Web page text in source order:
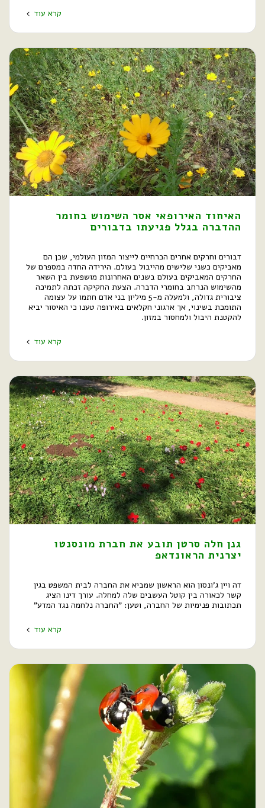
קרא עוד
האיחוד האירופאי אסר השימוש בחומר
ההדברה בגלל פגיעתו בדבורים
דבורים וחרקים אחרים הכרחיים לייצור המזון העולמי, שכן הם
מאביקים כשני שלישים מהייבול בעולם. הירידה החדה במספרם של
החרקים המאביקים בעולם בשנים האחרונות מושפעת בין השאר
מהשימוש הנרחב בחומרי הדברה. הצעת החקיקה זכתה לתמיכה
ציבורית גדולה, ולמעלה מ-5 מיליון בני אדם חתמו על עצומה
התומכת בשינוי, אך ארגוני חקלאים באירופה טענו כי האיסור יביא
להקטנת היבול ולמחסור במזון.
קרא עוד
גנן חלה סרטן תובע את חברת מונסנטו
יצרנית הראונדאפ
דה ויין ג'ונסון הוא הראשון שמביא את החברה לבית המשפט בגין
קשר לכאורה בין קוטל העשבים שלה למחלה. עורך דינו הציג
תכתובות פנימיות של החברה, וטען: "החברה נלחמה נגד המדע"
קרא עוד